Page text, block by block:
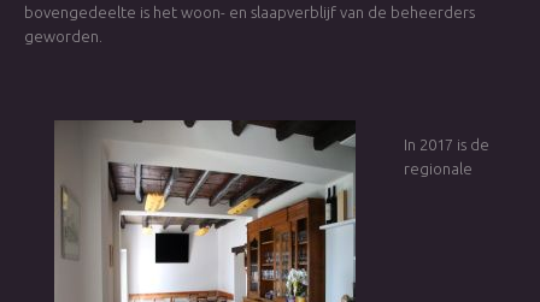
bovengedeelte is het woon- en slaapverblijf van de beheerders
geworden.
In 2017 is de
regionale